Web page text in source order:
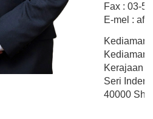
Fax : 03-
E-mel :
Kediaman
Kediaman
Kerajaan
Seri
40000